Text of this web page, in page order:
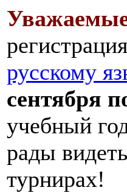
Уважаемые
русскому
сентября
учебный
рады
турнирах!